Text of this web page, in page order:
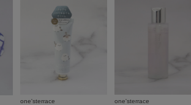
one'sterrace
one'sterrace